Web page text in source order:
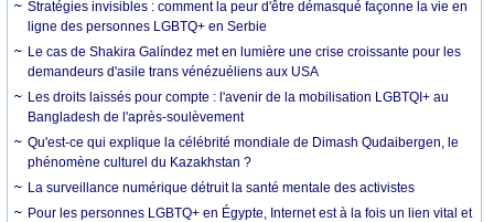
Stratégies invisibles : comment la peur d'être démasqué façonne la vie en
ligne des personnes LGBTQ+ en Serbie
Le cas de Shakira Galíndez met en lumière une crise croissante pour les
demandeurs d'asile trans vénézuéliens aux USA
Les droits laissés pour compte : l'avenir de la mobilisation LGBTQI+ au
Bangladesh de l'après-soulèvement
Qu'est-ce qui explique la célébrité mondiale de Dimash Qudaibergen, le
phénomène culturel du Kazakhstan ?
La surveillance numérique détruit la santé mentale des activistes
Pour les personnes LGBTQ+ en Égypte, Internet est à la fois un lien vital et